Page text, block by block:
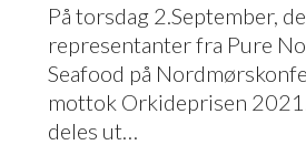
På torsdag 2.September,
representanter fra Pure
Seafood på
mottok Orkideprisen 2021
deles ut…